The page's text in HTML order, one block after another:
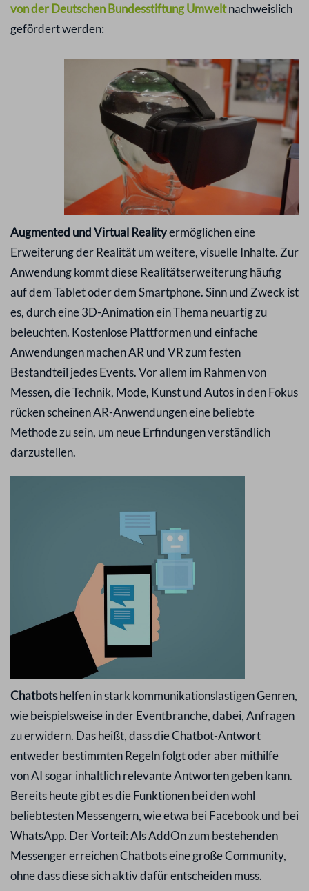
von der Deutschen Bundesstiftung Umweltnachweislich
gefördert werden:
Augmented und Virtual Realityermöglichen eine
Erweiterung der Realität um weitere, visuelle Inhalte. Zur
Anwendung kommt diese Realitätserweiterung häufig
auf dem Tablet oder dem Smartphone. Sinn und Zweck ist
es, durch eine 3D-Animation ein Thema neuartig zu
beleuchten. Kostenlose Plattformen und einfache
Anwendungen machen AR und VR zum festen
Bestandteil jedes Events. Vor allem im Rahmen von
Messen, die Technik, Mode, Kunst und Autos in den Fokus
rücken scheinen AR-Anwendungen eine beliebte
Methode zu sein, um neue Erfindungen verständlich
darzustellen.
Chatbotshelfen in stark kommunikationslastigen Genren,
wie beispielsweise in der Eventbranche, dabei, Anfragen
zu erwidern. Das heißt, dass die Chatbot-Antwort
entweder bestimmten Regeln folgt oder aber mithilfe
von AI sogar inhaltlich relevante Antworten geben kann.
Bereits heute gibt es die Funktionen bei den wohl
beliebtesten Messengern, wie etwa bei Facebook und bei
WhatsApp. Der Vorteil: Als AddOn zum bestehenden
Messenger erreichen Chatbots eine große Community,
ohne dass diese sich aktiv dafür entscheiden muss.